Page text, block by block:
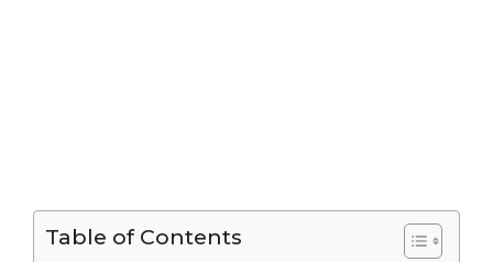
Table of Contents